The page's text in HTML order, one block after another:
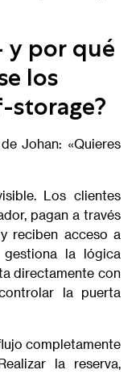
y por qué
los
storage?
Johan: «Quieres
Los clientes
pagan a través
reciben acceso a
la lógica
directamente con
la puerta
completamente
la reserva,